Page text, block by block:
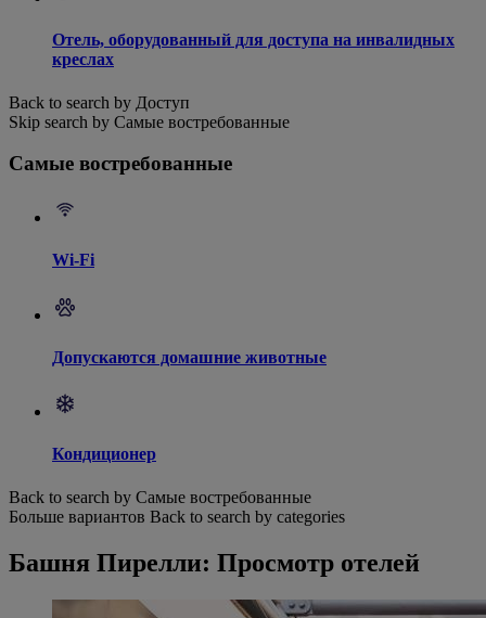
Отель, оборудованный для доступа на инвалидных
креслах
Back to search by Доступ
Skip search by Самые востребованные
Самые востребованные
Wi-Fi
Допускаются домашние животные
Кондиционер
Back to search by Самые востребованные
Больше вариантов Back to search by categories
Башня Пирелли: Просмотр отелей